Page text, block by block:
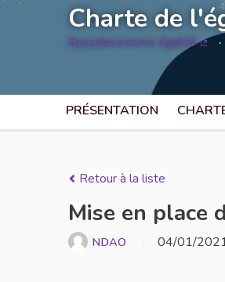
Charte de
#pasdesexisme égalité
PRÉSENTATION
Retour à la liste
Mise en place
NDAO 04/01/